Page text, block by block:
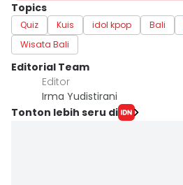
Topics
Quiz Kuis idol kpop Bali
Wisata Bali
Editorial Team
Editor
Irma Yudistirani
Tonton lebih seru di